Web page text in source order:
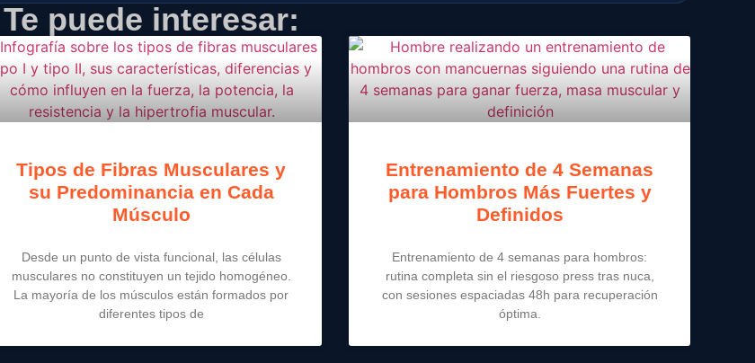
Te puede interesar:
Tipos de Fibras Musculares y
su Predominancia en Cada
Músculo
Desde un punto de vista funcional, las células
musculares no constituyen un tejido homogéneo.
La mayoría de los músculos están formados por
diferentes tipos de
Entrenamiento de 4 Semanas
para Hombros Más Fuertes y
Definidos
Entrenamiento de 4 semanas para hombros:
rutina completa sin el riesgoso press tras nuca,
con sesiones espaciadas 48h para recuperación
óptima.